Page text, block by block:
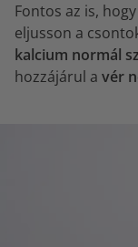
Fontos az is,
eljusson a
kalcium normál
hozzájárul a vér